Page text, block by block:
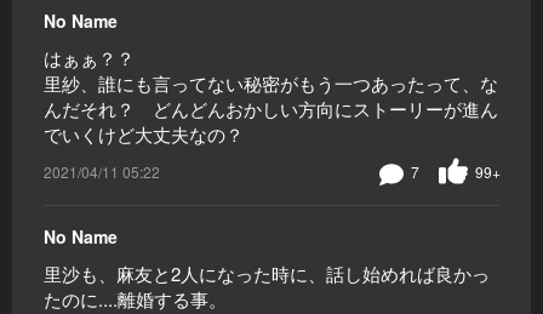
No Name
はぁぁ？？
里紗、誰にも言ってない秘密がもう一つあったって、な
んだそれ？ どんどんおかしい方向にストーリーが進ん
でいくけど大丈夫なの？
2021/04/11 05:22 99+
7
No Name
里沙も、麻友と2人になった時に、話し始めれば良かっ
たのに....離婚する事。